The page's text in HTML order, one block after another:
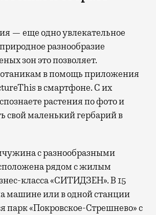
— еще одно увлекательное
разнообразие
зон это позволяет.
в помощь приложения
в смартфоне. С их
растения по фото и
свой маленький гербарий в
с разнообразными
рядом с жилым
класса «СИТИДЗЕН». В 15
машине или в одной станции
парк «Покровское-Стрешнево» с